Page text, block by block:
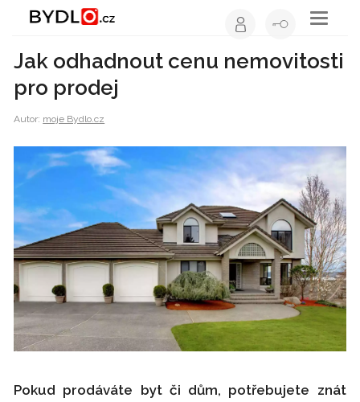
Toggle
Jak odhadnout cenu nemovitosti
pro prodej
Autor: moje Bydlo.cz
Pokud prodáváte byt či dům, potřebujete znát